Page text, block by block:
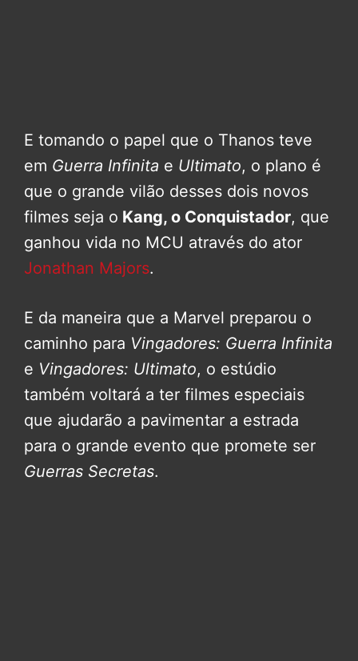
E tomando o papel que o Thanos teve
em Guerra Infinita e Ultimato, o plano é
que o grande vilão desses dois novos
filmes seja o Kang, o Conquistador, que
ganhou vida no MCU através do ator
Jonathan Majors.
E da maneira que a Marvel preparou o
caminho para Vingadores: Guerra Infinita
e Vingadores: Ultimato, o estúdio
também voltará a ter filmes especiais
que ajudarão a pavimentar a estrada
para o grande evento que promete ser
Guerras Secretas.